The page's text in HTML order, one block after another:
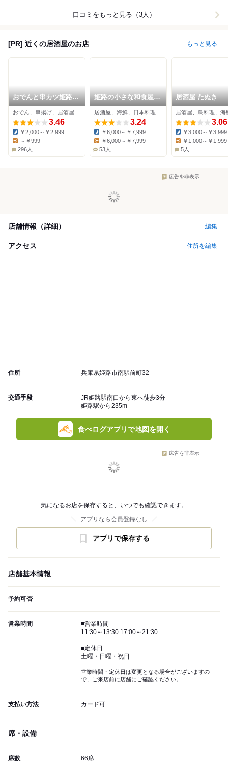
口コミをもっと見る（3人）
[PR] 近くの居酒屋のお店 もっと見る
おでんと串カツ姫路の
お店
おでん、串揚げ、居酒屋
3.46
Dinner:
￥2,000～￥2,999
～￥999
296人
姫路の小さな和食屋さ
ん 喰い処音松
居酒屋、海鮮、日本料理
3.24
Dinner:
￥6,000～￥7,999
Lunch:
￥6,000～￥7,999
53人
居酒屋 たぬき
居酒屋、鳥料理、海
3.06
Dinner:
￥3,000～￥3,999
Lunch:
￥1,000～￥1,999
5人
広告を非表示
店舗情報（詳細） 編集
アクセス 住所を編集
住所 兵庫県姫路市南駅前町32
交通手段
JR姫路駅南口から東へ徒歩3分
姫路駅から235m
食べログアプリで地図を開く
広告を非表示
気になるお店を保存すると、いつでも確認できます。
アプリなら会員登録なし
アプリで保存する
店舗基本情報
予約可否
営業時間
■営業時間
11:30～13:30 17:00～21:30
■定休日
土曜・日曜・祝日
営業時間・定休日は変更となる場合がございますの
で、ご来店前に店舗にご確認ください。
支払い方法 カード可
席・設備
席数 66席